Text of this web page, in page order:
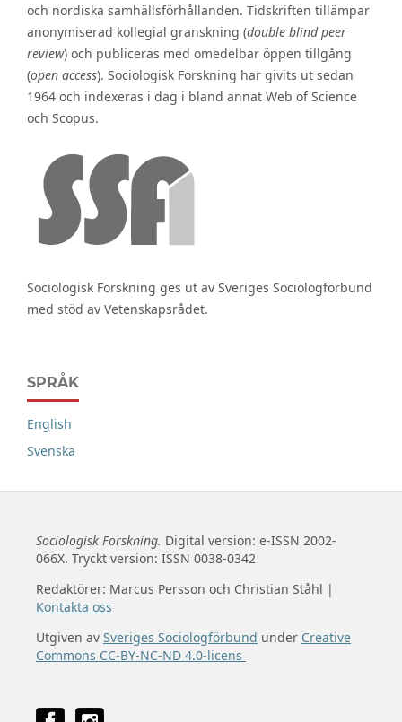
och nordiska samhällsförhållanden. Tidskriften tillämpar
anonymiserad kollegial granskning (double blind peer
review) och publiceras med omedelbar öppen tillgång
(open access). Sociologisk Forskning har givits ut sedan
1964 och indexeras i dag i bland annat Web of Science
och Scopus.
Sociologisk Forskning ges ut av Sveriges Sociologförbund
med stöd av Vetenskapsrådet.
SPRÅK
English
Svenska
Sociologisk Forskning. Digital version: e-ISSN 2002-
066X. Tryckt version: ISSN 0038-0342
Redaktörer: Marcus Persson och Christian Ståhl |
Kontakta oss
Utgiven av Sveriges Sociologförbund under Creative
Commons CC-BY-NC-ND 4.0-licens